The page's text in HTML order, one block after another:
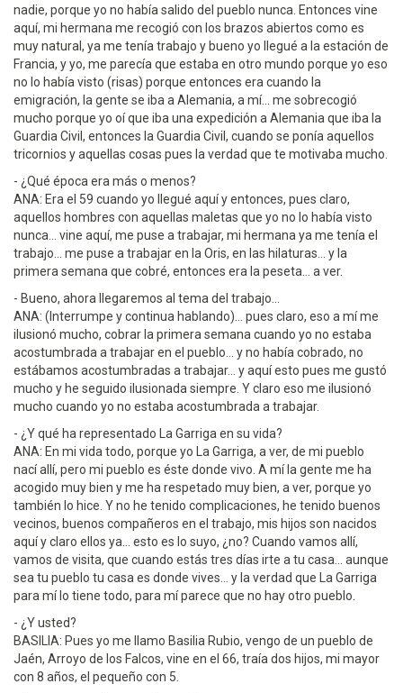
nadie, porque yo no había salido del pueblo nunca. Entonces vine
aquí, mi hermana me recogió con los brazos abiertos como es
muy natural, ya me tenía trabajo y bueno yo llegué a la estación de
Francia, y yo, me parecía que estaba en otro mundo porque yo eso
no lo había visto (risas) porque entonces era cuando la
emigración, la gente se iba a Alemania, a mí... me sobrecogió
mucho porque yo oí que iba una expedición a Alemania que iba la
Guardia Civil, entonces la Guardia Civil, cuando se ponía aquellos
tricornios y aquellas cosas pues la verdad que te motivaba mucho.
- ¿Qué época era más o menos?
ANA: Era el 59 cuando yo llegué aquí y entonces, pues claro,
aquellos hombres con aquellas maletas que yo no lo había visto
nunca... vine aquí, me puse a trabajar, mi hermana ya me tenía el
trabajo... me puse a trabajar en la Oris, en las hilaturas... y la
primera semana que cobré, entonces era la peseta... a ver.
- Bueno, ahora llegaremos al tema del trabajo...
ANA: (Interrumpe y continua hablando)... pues claro, eso a mí me
ilusionó mucho, cobrar la primera semana cuando yo no estaba
acostumbrada a trabajar en el pueblo... y no había cobrado, no
estábamos acostumbradas a trabajar... y aquí esto pues me gustó
mucho y he seguido ilusionada siempre. Y claro eso me ilusionó
mucho cuando yo no estaba acostumbrada a trabajar.
- ¿Y qué ha representado La Garriga en su vida?
ANA: En mi vida todo, porque yo La Garriga, a ver, de mi pueblo
nací allí, pero mi pueblo es éste donde vivo. A mí la gente me ha
acogido muy bien y me ha respetado muy bien, a ver, porque yo
también lo hice. Y no he tenido complicaciones, he tenido buenos
vecinos, buenos compañeros en el trabajo, mis hijos son nacidos
aquí y claro ellos ya... esto es lo suyo, ¿no? Cuando vamos allí,
vamos de visita, que cuando estás tres días irte a tu casa... aunque
sea tu pueblo tu casa es donde vives... y la verdad que La Garriga
para mí lo tiene todo, para mí parece que no hay otro pueblo.
- ¿Y usted?
BASILIA: Pues yo me llamo Basilia Rubio, vengo de un pueblo de
Jaén, Arroyo de los Falcos, vine en el 66, traía dos hijos, mi mayor
con 8 años, el pequeño con 5.